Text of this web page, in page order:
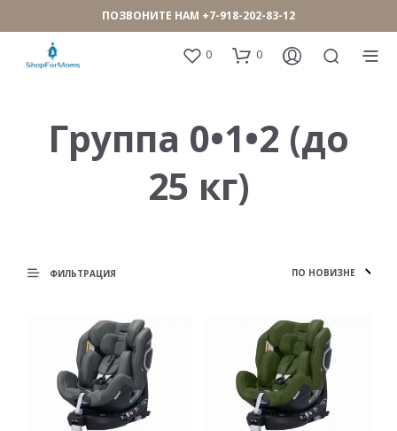
ПОЗВОНИТЕ НАМ +7-918-202-83-12
0 0
Группа 0•1•2 (до
25 кг)
ФИЛЬТРАЦИЯ